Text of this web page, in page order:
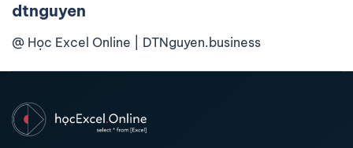
dtnguyen
@ Học Excel Online | DTNguyen.business